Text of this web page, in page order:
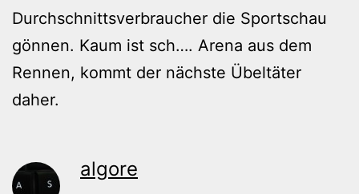
Durchschnittsverbraucher die Sportschau
gönnen. Kaum ist sch…. Arena aus dem
Rennen, kommt der nächste Übeltäter
daher.
algore